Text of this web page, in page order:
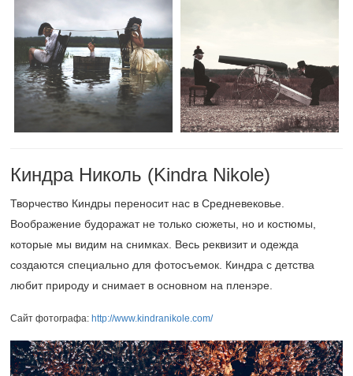
Киндра Николь (Kindra Nikole)
Творчество Киндры переносит нас в Средневековье.
Воображение будоражат не только сюжеты, но и костюмы,
которые мы видим на снимках. Весь реквизит и одежда
создаются специально для фотосъемок. Киндра с детства
любит природу и снимает в основном на пленэре.
Сайт фотографа: http://www.kindranikole.com/